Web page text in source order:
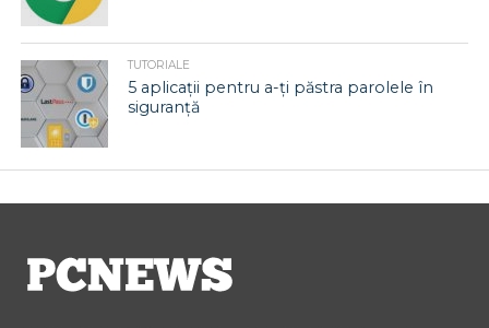
TUTORIALE
5 aplicații pentru a-ți păstra parolele în
siguranță